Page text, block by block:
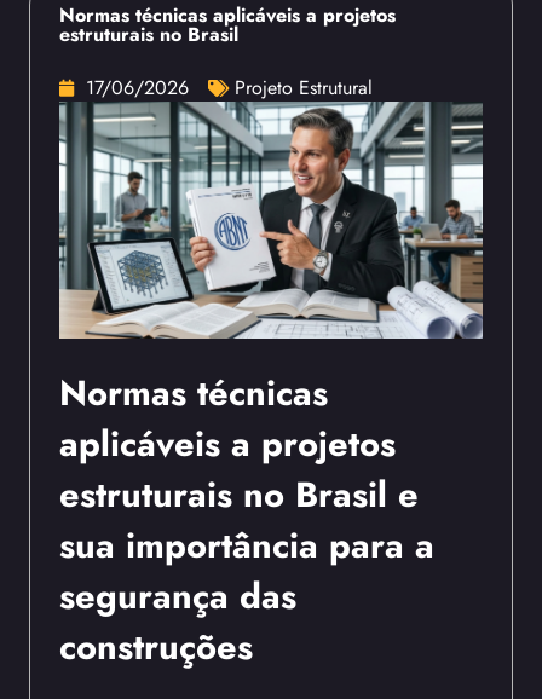
Normas técnicas aplicáveis a projetos
estruturais no Brasil
17/06/2026
Projeto Estrutural
Normas técnicas
aplicáveis a projetos
estruturais no Brasil e
sua importância para a
segurança das
construções